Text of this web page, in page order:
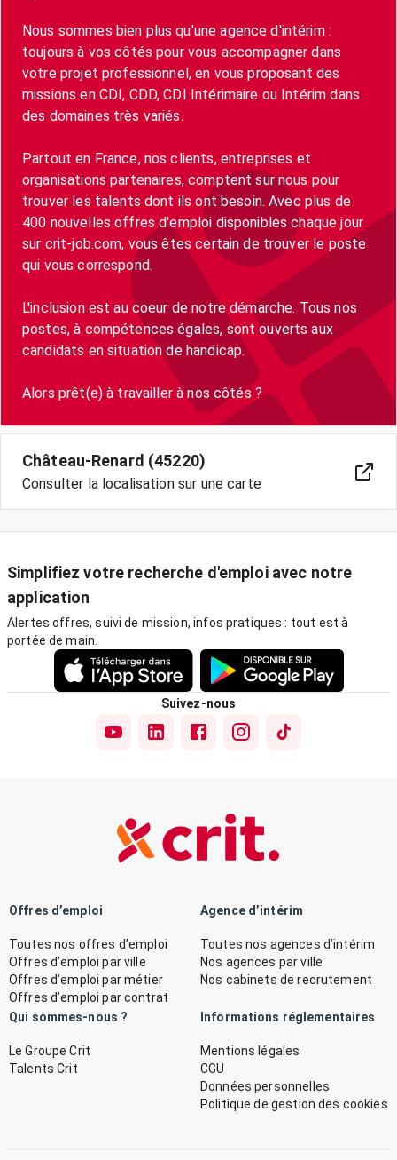
Nous sommes bien plus qu'une agence d'intérim :
toujours à vos côtés pour vous accompagner dans
votre projet professionnel, en vous proposant des
missions en CDI, CDD, CDI Intérimaire ou Intérim dans
des domaines très variés.
Partout en France, nos clients, entreprises et
organisations partenaires, comptent sur nous pour
trouver les talents dont ils ont besoin. Avec plus de
400 nouvelles offres d'emploi disponibles chaque jour
sur crit-job.com, vous êtes certain de trouver le poste
qui vous correspond.
L'inclusion est au coeur de notre démarche. Tous nos
postes, à compétences égales, sont ouverts aux
candidats en situation de handicap.
Alors prêt(e) à travailler à nos côtés ?
Château-Renard (45220)
Consulter la localisation sur une carte
Simplifiez votre recherche d'emploi avec notre
application
Alertes offres, suivi de mission, infos pratiques : tout est à
portée de main.
Suivez-nous
Offres d’emploi
Toutes nos offres d’emploi
Offres d’emploi par ville
Offres d’emploi par métier
Offres d’emploi par contrat
Agence d’intérim
Toutes nos agences d’intérim
Nos agences par ville
Nos cabinets de recrutement
Qui sommes-nous ?
Le Groupe Crit
Talents Crit
Informations réglementaires
Mentions légales
CGU
Données personnelles
Politique de gestion des cookies